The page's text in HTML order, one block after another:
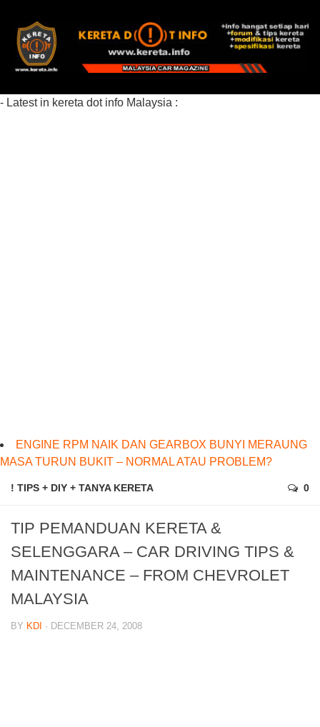
- Latest in kereta dot info Malaysia :
ENGINE RPM NAIK DAN GEARBOX BUNYI MERAUNG
MASA TURUN BUKIT – NORMAL ATAU PROBLEM?
! TIPS + DIY + TANYA KERETA 0
TIP PEMANDUAN KERETA &
SELENGGARA – CAR DRIVING TIPS &
MAINTENANCE – FROM CHEVROLET
MALAYSIA
BY KDI · DECEMBER 24, 2008